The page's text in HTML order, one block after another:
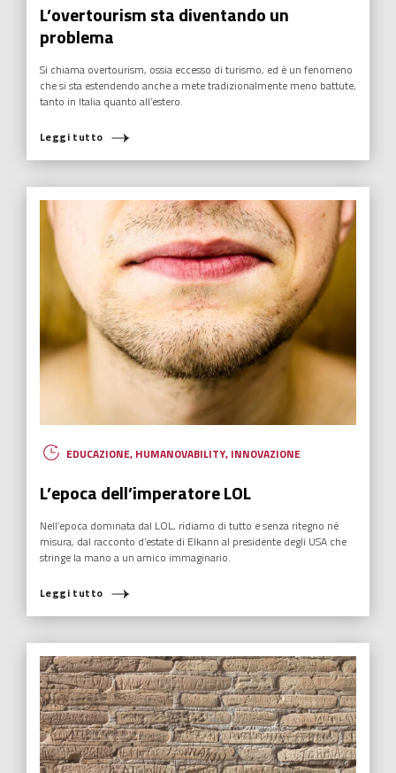
L’overtourism sta diventando un
problema
Si chiama overtourism, ossia eccesso di turismo, ed è un fenomeno
che si sta estendendo anche a mete tradizionalmente meno battute,
tanto in Italia quanto all’estero.
Leggi tutto
EDUCAZIONE, HUMANOVABILITY, INNOVAZIONE
L’epoca dell’imperatore LOL
Nell’epoca dominata dal LOL, ridiamo di tutto e senza ritegno né
misura, dal racconto d’estate di Elkann al presidente degli USA che
stringe la mano a un amico immaginario.
Leggi tutto